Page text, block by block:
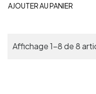
AJOUTER AU PANIER
Affichage 1-8 de 8